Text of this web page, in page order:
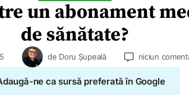
un abonament
de sănătate?
de Doru Șupeală niciun
ne ca sursă preferată în Google